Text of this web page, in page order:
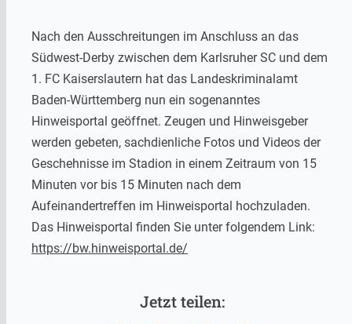
Nach den Ausschreitungen im Anschluss an das
Südwest-Derby zwischen dem Karlsruher SC und dem
1. FC Kaiserslautern hat das Landeskriminalamt
Baden-Württemberg nun ein sogenanntes
Hinweisportal geöffnet. Zeugen und Hinweisgeber
werden gebeten, sachdienliche Fotos und Videos der
Geschehnisse im Stadion in einem Zeitraum von 15
Minuten vor bis 15 Minuten nach dem
Aufeinandertreffen im Hinweisportal hochzuladen.
Das Hinweisportal finden Sie unter folgendem Link:
https://bw.hinweisportal.de/